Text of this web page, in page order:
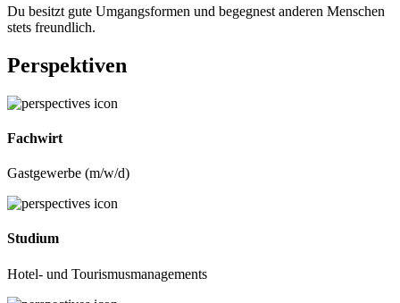
Du besitzt gute Umgangsformen und begegnest anderen Menschen
stets freundlich.
Perspektiven
Fachwirt
Gastgewerbe (m/w/d)
Studium
Hotel- und Tourismusmanagements